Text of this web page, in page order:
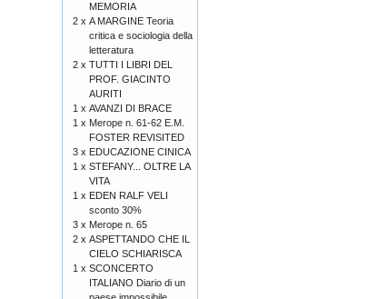
MEMORIA
2 x A MARGINE Teoria
critica e sociologia della
letteratura
2 x TUTTI I LIBRI DEL
PROF. GIACINTO
AURITI
1 x AVANZI DI BRACE
1 x Merope n. 61-62 E.M.
FOSTER REVISITED
3 x EDUCAZIONE CINICA
1 x STEFANY... OLTRE LA
VITA
1 x EDEN RALF VELI
sconto 30%
3 x Merope n. 65
2 x ASPETTANDO CHE IL
CIELO SCHIARISCA
1 x SCONCERTO
ITALIANO Diario di un